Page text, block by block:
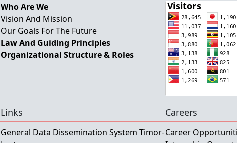
Who Are We
Vision And Mission
Our Goals For The Future
Law And Guiding Principles
Organizational Structure & Roles
Links
General Data Dissemination System Timor-
Careers
Career